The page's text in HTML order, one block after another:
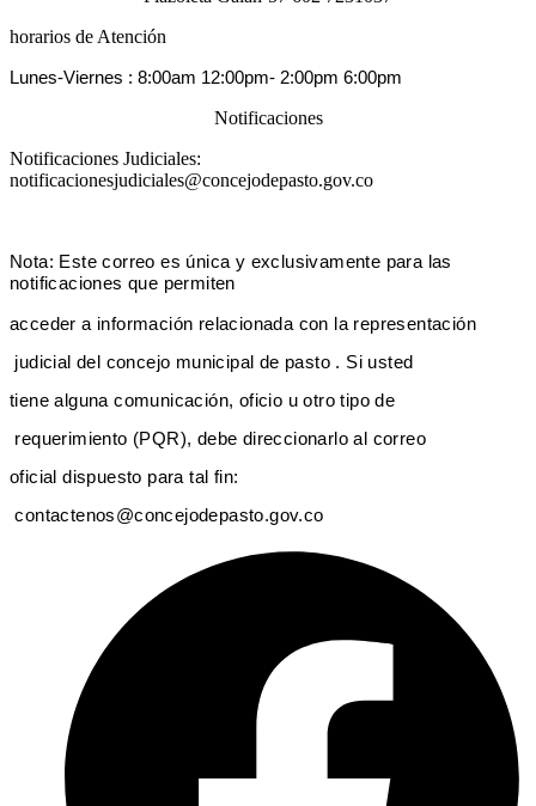
horarios de Atención
Lunes-Viernes : 8:00am 12:00pm- 2:00pm 6:00pm
Notificaciones
Notificaciones Judiciales:
notificacionesjudiciales@concejodepasto.gov.co
Nota: Este correo es única y exclusivamente para las
notificaciones que permiten
acceder a información relacionada con la representación
judicial del concejo municipal de pasto . Si usted
tiene alguna comunicación, oficio u otro tipo de
requerimiento (PQR), debe direccionarlo al correo
oficial dispuesto para tal fin:
contactenos@concejodepasto.gov.co